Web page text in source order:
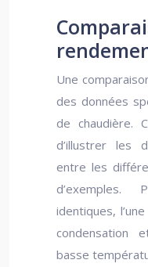
Une
des données
de chaudière.
d’illustrer les
entre les
d’exemples.
identiques,
condensation
basse